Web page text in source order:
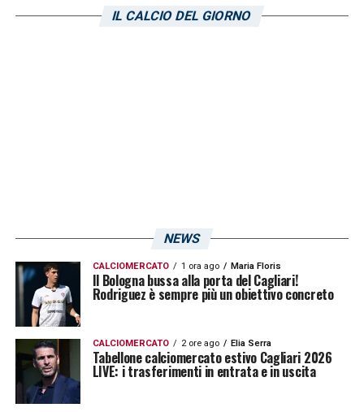
IL CALCIO DEL GIORNO
NEWS
CALCIOMERCATO 1 ora ago Maria Floris
Il Bologna bussa alla porta del Cagliari!
Rodriguez è sempre più un obiettivo concreto
CALCIOMERCATO 2 ore ago Elia Serra
Tabellone calciomercato estivo Cagliari 2026
LIVE: i trasferimenti in entrata e in uscita